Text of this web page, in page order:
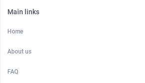
Main links
Home
About us
FAQ